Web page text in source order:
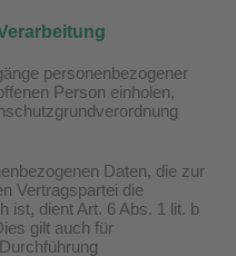
personenbezogener
Person einholen,
Daten, die zur
Vertragspartei die
ist, dient Art. 6 Abs. 1 lit. b
gilt auch für